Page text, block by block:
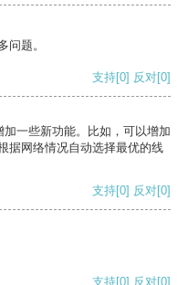
问题。
支持[0] 反对[0]
一些新功能。比如，可以增加
据网络情况自动选择最优的线
支持[0] 反对[0]
支持[0] 反对[0]